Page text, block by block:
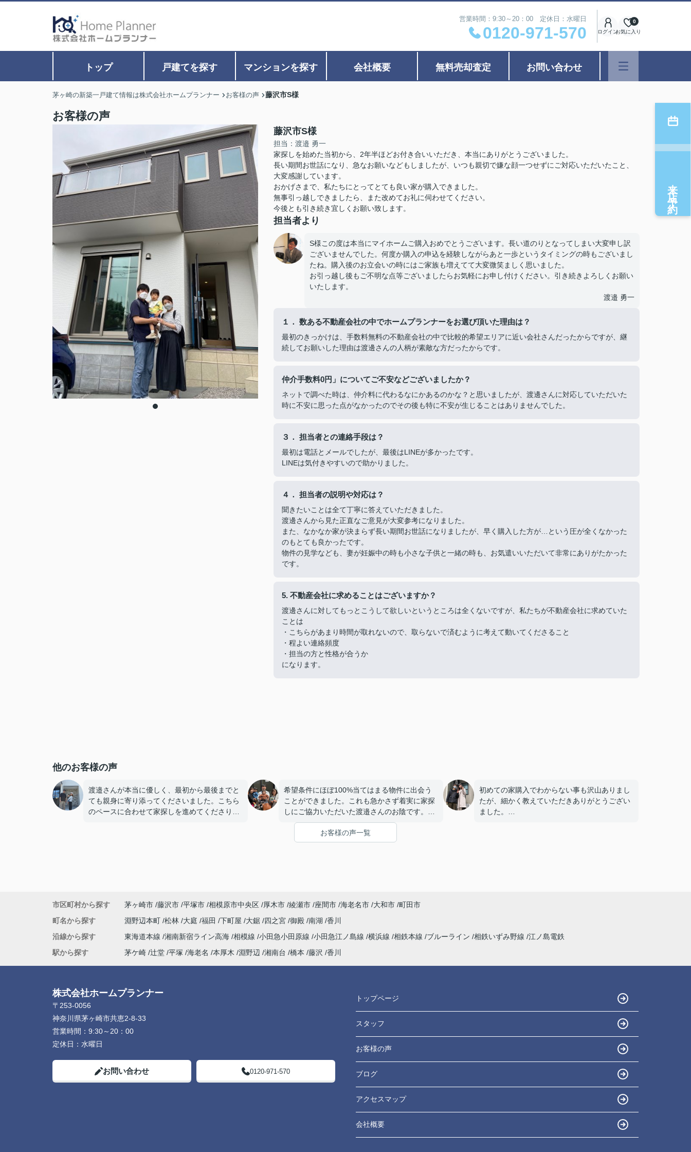
営業時間：9:30～20：00 定休日：水曜日
0120-971-570 ログインお気に入り
0
トップ 戸建てを探す マンションを探す 会社概要 無料売却査定 お問い合わせ
茅ヶ崎の新築一戸建て情報は株式会社ホームプランナー お客様の声 藤沢市S様
お客様の声
藤沢市S様
担当：渡邉 勇一
家探しを始めた当初から、2年半ほどお付き合いいただき、本当にありがとうございました。
長い期間お世話になり、急なお願いなどもしましたが、いつも親切で嫌な顔一つせずにご対応いただいたこと、
大変感謝しています。
おかげさまで、私たちにとってとても良い家が購入できました。
無事引っ越しできましたら、また改めてお礼に伺わせてください。
今後とも引き続き宜しくお願い致します。
担当者より
S様この度は本当にマイホームご購入おめでとうございます。長い道のりとなってしまい大変申し訳
ございませんでした。何度か購入の申込を経験しながらあと一歩というタイミングの時もございまし
たね。購入後のお立会いの時にはご家族も増えてて大変微笑ましく思いました。
お引っ越し後もご不明な点等ございましたらお気軽にお申し付けください。引き続きよろしくお願い
いたします。
渡邉 勇一
１． 数ある不動産会社の中でホームプランナーをお選び頂いた理由は？
最初のきっかけは、手数料無料の不動産会社の中で比較的希望エリアに近い会社さんだったからですが、継
続してお願いした理由は渡邊さんの人柄が素敵な方だったからです。
仲介手数料0円」についてご不安などございましたか？
ネットで調べた時は、仲介料に代わるなにかあるのかな？と思いましたが、渡邊さんに対応していただいた
時に不安に思った点がなかったのでその後も特に不安が生じることはありませんでした。
３． 担当者との連絡手段は？
最初は電話とメールでしたが、最後はLINEが多かったです。
LINEは気付きやすいので助かりました。
４． 担当者の説明や対応は？
聞きたいことは全て丁寧に答えていただきました。
渡邊さんから見た正直なご意見が大変参考になりました。
また、なかなか家が決まらず長い期間お世話になりましたが、早く購入した方が…という圧が全くなかった
のもとても良かったです。
物件の見学なども、妻が妊娠中の時も小さな子供と一緒の時も、お気遣いいただいて非常にありがたかった
です。
5. 不動産会社に求めることはございますか？
渡邊さんに対してもっとこうして欲しいというところは全くないですが、私たちが不動産会社に求めていた
ことは
・こちらがあまり時間が取れないので、取らないで済むように考えて動いてくださること
・程よい連絡頻度
・担当の方と性格が合うか
になります。
他のお客様の声
渡邉さんが本当に優しく、最初から最後までと
ても親身に寄り添ってくださいました。こちら
のペースに合わせて家探しを進めてくださり、
人柄の良さが伝わってきました。
な安心感を感じるほど信頼していました。
物件探しだけでなく、気持ちの面でも支えてい
ます！(よろしくお願いします)
希望条件にほぼ100%当てはまる物件に出会う
ことができました。これも急かさず着実に家探
しにご協力いただいた渡邉さんのお陰です。本
当にありがとうございました。
初めての家購入でわからない事も沢山ありまし
たが、細かく教えていただきありがとうござい
ました。
乗ってくれます。
お客様の声一覧
来店予約
市区町村から探す 茅ヶ崎市 藤沢市 平塚市 相模原市中央区 厚木市 綾瀬市 座間市 海老名市 大和市 町田市
町名から探す
淵野辺本町 松林 大庭 福田 下町屋 大鋸 四之宮 御殿 南湖 香川
沿線から探す
東海道本線 湘南新宿ライン高海 相模線 小田急小田原線 小田急江ノ島線 横浜線 相鉄本線 ブルーライン 相鉄いずみ野線 江ノ島電鉄
駅から探す
茅ケ崎 辻堂 平塚 海老名 本厚木 淵野辺 湘南台 橋本 藤沢 香川
株式会社ホームプランナー
〒253-0056
神奈川県茅ヶ崎市共恵2-8-33
営業時間： 9:30～20：00
定休日： 水曜日
お問い合わせ 0120-971-570
トップページ
スタッフ
お客様の声
ブログ
アクセスマップ
会社概要